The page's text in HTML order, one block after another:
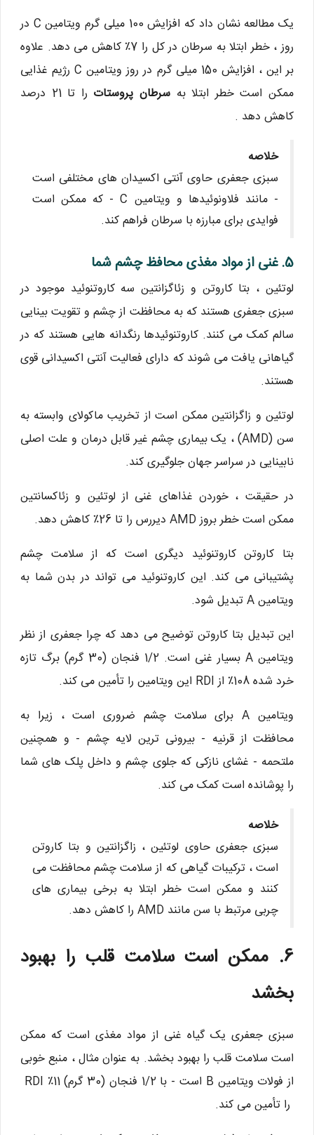
یک مطالعه نشان داد که افزایش 100 میلی گرم ویتامین C در
روز ، خطر ابتلا به سرطان در کل را 7٪ کاهش می دهد. علاوه
بر این ، افزایش 150 میلی گرم در روز ویتامین C رژیم غذایی
ممکن است خطر ابتلا به سرطان پروستات
را تا 21 درصد
کاهش دهد .
خلاصه
سبزی جعفری حاوی آنتی اکسیدان های مختلفی است
- مانند فلاونوئیدها و ویتامین C - که ممکن است
فوایدی برای مبارزه با سرطان فراهم کند.
5. غنی از مواد مغذی محافظ چشم شما
لوتئین ، بتا کاروتن و زئاگزانتین سه کاروتنوئید موجود در
سبزی جعفری هستند که به محافظت از چشم و تقویت بینایی
سالم کمک می کنند. کاروتنوئیدها رنگدانه هایی هستند که در
گیاهانی یافت می شوند که دارای فعالیت آنتی اکسیدانی قوی
هستند.
لوتئین و زاگزانتین ممکن است از تخریب ماکولای وابسته به
سن (AMD) ، یک بیماری چشم غیر قابل درمان و علت اصلی
نابینایی در سراسر جهان جلوگیری کند.
در حقیقت ، خوردن غذاهای غنی از لوتئین و زئاکسانتین
ممکن است خطر بروز AMD دیررس را تا 26٪ کاهش دهد.
بتا کاروتن کاروتنوئید دیگری است که از سلامت چشم
پشتیبانی می کند. این کاروتنوئید می تواند در بدن شما به
ویتامین A تبدیل شود.
این تبدیل بتا کاروتن توضیح می دهد که چرا جعفری از نظر
ویتامین A بسیار غنی است. 1/2 فنجان (30 گرم) برگ تازه
خرد شده 108٪ از RDI این ویتامین را تأمین می کند.
ویتامین A برای سلامت چشم ضروری است ، زیرا به
محافظت از قرنیه - بیرونی ترین لایه چشم - و همچنین
ملتحمه - غشای نازکی که جلوی چشم و داخل پلک های شما
را پوشانده است کمک می کند.
خلاصه
سبزی جعفری حاوی لوتئین ، زاگزانتین و بتا کاروتن
است ، ترکیبات گیاهی که از سلامت چشم محافظت می
کنند و ممکن است خطر ابتلا به برخی بیماری های
چربی مرتبط با سن مانند AMD را کاهش دهد.
6. ممکن است سلامت قلب را بهبود
بخشد
سبزی جعفری یک گیاه غنی از مواد مغذی است که ممکن
است سلامت قلب را بهبود بخشد. به عنوان مثال ، منبع خوبی
را تأمین می کند.